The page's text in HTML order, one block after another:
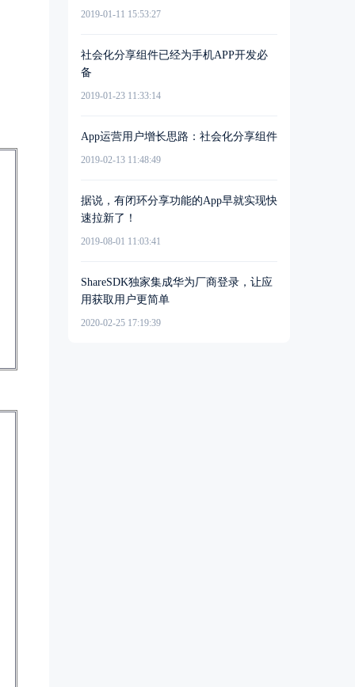
2019-01-11 15:53:27
社会化分享组件已经为手机APP开发必
备
2019-01-23 11:33:14
App运营用户增长思路：社会化分享组件
2019-02-13 11:48:49
据说，有闭环分享功能的App早就实现快
速拉新了！
2019-08-01 11:03:41
ShareSDK独家集成华为厂商登录，让应
用获取用户更简单
2020-02-25 17:19:39